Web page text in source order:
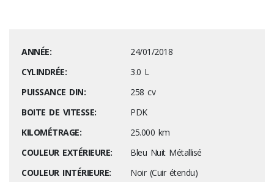
ANNÉE:
24/01/2018
CYLINDRÉE:
3.0 L
PUISSANCE DIN:
258 cv
BOITE DE VITESSE:
PDK
KILOMÉTRAGE:
25.000 km
COULEUR EXTÉRIEURE:
Bleu Nuit Métallisé
COULEUR INTÉRIEURE:
Noir (Cuir étendu)